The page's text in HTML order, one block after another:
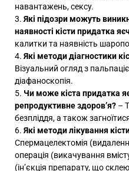
навантажень, сексу.
Які підозри можуть
наявності кісти придатка
калитки та наявність
Які методи діагностики
Візуальний огляд з
діафаноскопія.
Чи може кіста придатка
репродуктивне здоров’я? –
безпліддя, а також
Які методи лікування
Спермацелектомія
операція (викачування
(ін’єкція препарату, що